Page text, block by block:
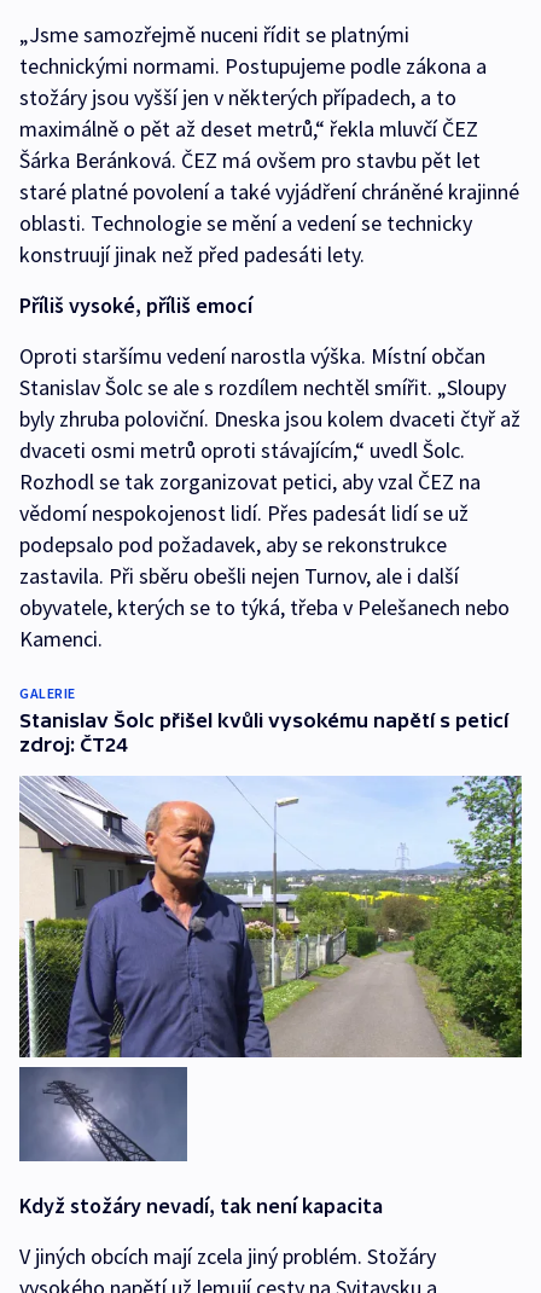
„Jsme samozřejmě nuceni řídit se platnými
technickými normami. Postupujeme podle zákona a
stožáry jsou vyšší jen v některých případech, a to
maximálně o pět až deset metrů,“ řekla mluvčí ČEZ
Šárka Beránková. ČEZ má ovšem pro stavbu pět let
staré platné povolení a také vyjádření chráněné krajinné
oblasti. Technologie se mění a vedení se technicky
konstruují jinak než před padesáti lety.
Příliš vysoké, příliš emocí
Oproti staršímu vedení narostla výška. Místní občan
Stanislav Šolc se ale s rozdílem nechtěl smířit. „Sloupy
byly zhruba poloviční. Dneska jsou kolem dvaceti čtyř až
dvaceti osmi metrů oproti stávajícím,“ uvedl Šolc.
Rozhodl se tak zorganizovat petici, aby vzal ČEZ na
vědomí nespokojenost lidí. Přes padesát lidí se už
podepsalo pod požadavek, aby se rekonstrukce
zastavila. Při sběru obešli nejen Turnov, ale i další
obyvatele, kterých se to týká, třeba v Pelešanech nebo
Kamenci.
GALERIE
Stanislav Šolc přišel kvůli vysokému napětí s peticí
zdroj: ČT24
Když stožáry nevadí, tak není kapacita
V jiných obcích mají zcela jiný problém. Stožáry
vysokého napětí už lemují cesty na Svitavsku a